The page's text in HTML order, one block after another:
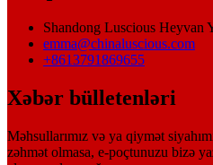
Shandong Luscious Heyvan
emma@chinaluscious.com
+8613791869655
Xəbər bülletenləri
Məhsullarımız və ya qiymət
zəhmət olmasa, e-poçtunuzu bizə